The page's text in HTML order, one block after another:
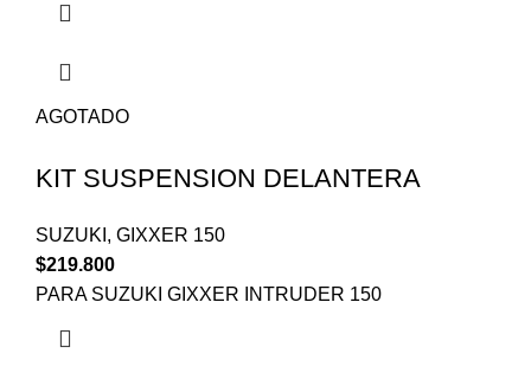
AGOTADO
KIT SUSPENSION DELANTERA
SUZUKI , GIXXER 150
$219.800
PARA SUZUKI GIXXER INTRUDER 150